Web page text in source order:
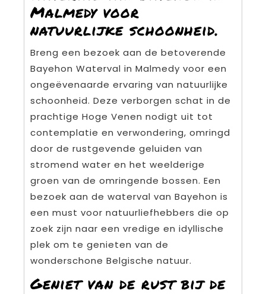
Malmedy voor
natuurlijke schoonheid.
Breng een bezoek aan de betoverende
Bayehon Waterval in Malmedy voor een
ongeëvenaarde ervaring van natuurlijke
schoonheid. Deze verborgen schat in de
prachtige Hoge Venen nodigt uit tot
contemplatie en verwondering, omringd
door de rustgevende geluiden van
stromend water en het weelderige
groen van de omringende bossen. Een
bezoek aan de waterval van Bayehon is
een must voor natuurliefhebbers die op
zoek zijn naar een vredige en idyllische
plek om te genieten van de
wonderschone Belgische natuur.
Geniet van de rust bij de